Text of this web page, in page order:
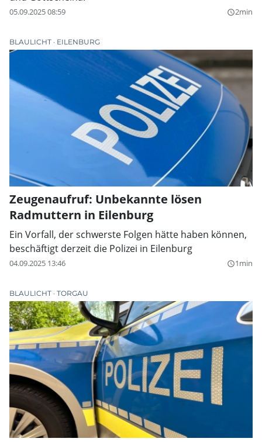
05.09.2025 08:59 query_builder2min
BLAULICHT EILENBURG
Zeugenaufruf: Unbekannte lösen
Radmuttern in Eilenburg
Ein Vorfall, der schwerste Folgen hätte haben können,
beschäftigt derzeit die Polizei in Eilenburg
04.09.2025 13:46 query_builder1min
BLAULICHT TORGAU